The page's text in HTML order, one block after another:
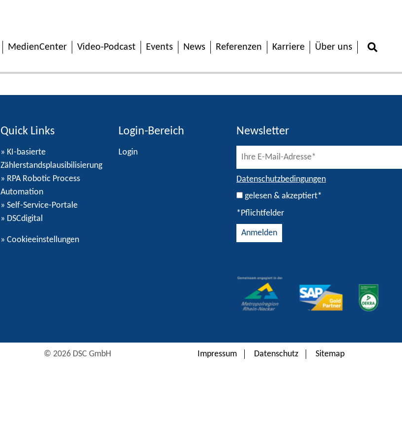
MedienCenter Video-Podcast Events News Referenzen Karriere Über uns
Quick Links
» KI-basierte
Zählerstandsplausibilisierung
» RPA Robotic Process
Automation
» Self-Service-Portale
» DSCdigital
» Cookieeinstellungen
Login-Bereich
Login
Newsletter
Datenschutzbedingungen
gelesen & akzeptiert*
*Pflichtfelder
© 2026 DSC GmbH Impressum Datenschutz Sitemap